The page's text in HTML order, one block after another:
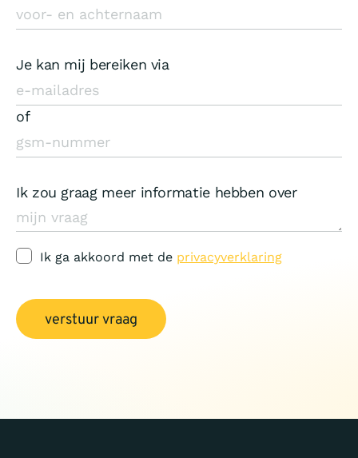
Je kan mij bereiken via
of
Ik zou graag meer informatie hebben over
Ik ga akkoord met de privacyverklaring
verstuur vraag